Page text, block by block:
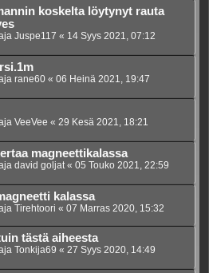
koskelta löytynyt rauta
Juspe117 « 14 Syys 2021, 07:12
rane60 « 06 Heinä 2021, 19:47
VeeVee « 29 Kesä 2021, 18:21
magneettikalassa
david goljat« 05 Touko 2021, 22:59
kalassa
Tirehtoori « 07 Marras 2020, 15:32
tästä aiheesta
Tonkija69 « 27 Syys 2020, 14:49